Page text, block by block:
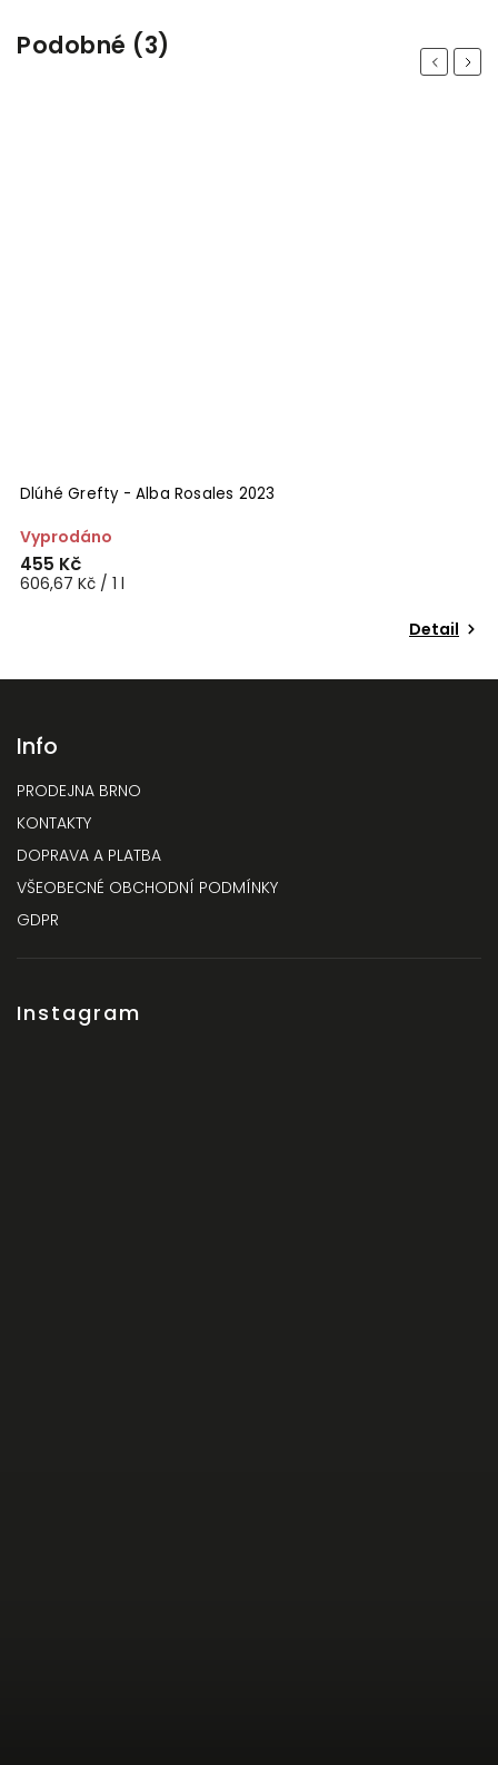
Podobné (3) Previous
Dlúhé Grefty - Alba Rosales 2023
Vyprodáno
455 Kč
606,67 Kč / 1 l
Detail
Next
Info
PRODEJNA BRNO
KONTAKTY
DOPRAVA A PLATBA
VŠEOBECNÉ OBCHODNÍ PODMÍNKY
GDPR
Instagram